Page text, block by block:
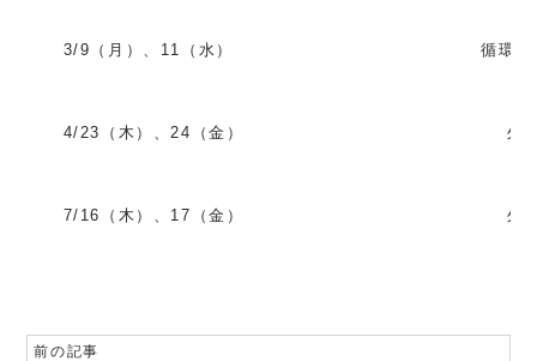
3/9（月）、11（水） 循環器
4/23（木）、24（金） 外
7/16（木）、17（金） 外
前の記事